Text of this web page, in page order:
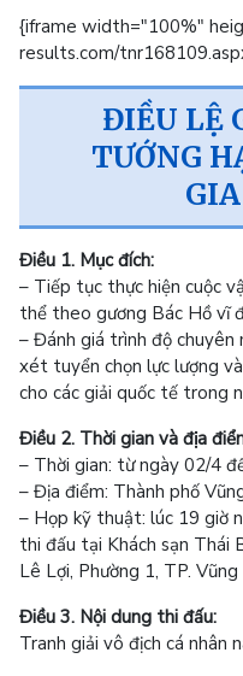
{iframe width="100%"
results.com/
ĐIỀU LỆ
TƯỚNG
Điều 1. Mục đích:
– Tiếp tục thực hiện cuộc
thể theo gương Bác Hồ vĩ
– Đánh giá trình độ chuyên
xét tuyển chọn lực lượng
cho các giải quốc tế trong
Điều 2. Thời gian và địa
– Thời gian: từ ngày 02/4
– Địa điểm: Thành phố
– Họp kỹ thuật: lúc 19 giờ
thi đấu tại Khách sạn Thái
Lê Lợi, Phường 1, TP.
Điều 3. Nội dung thi đấu:
Tranh giải vô địch cá nhân